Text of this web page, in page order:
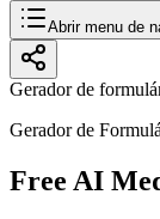
Abrir menu de
Gerador de
Gerador de
Free AI